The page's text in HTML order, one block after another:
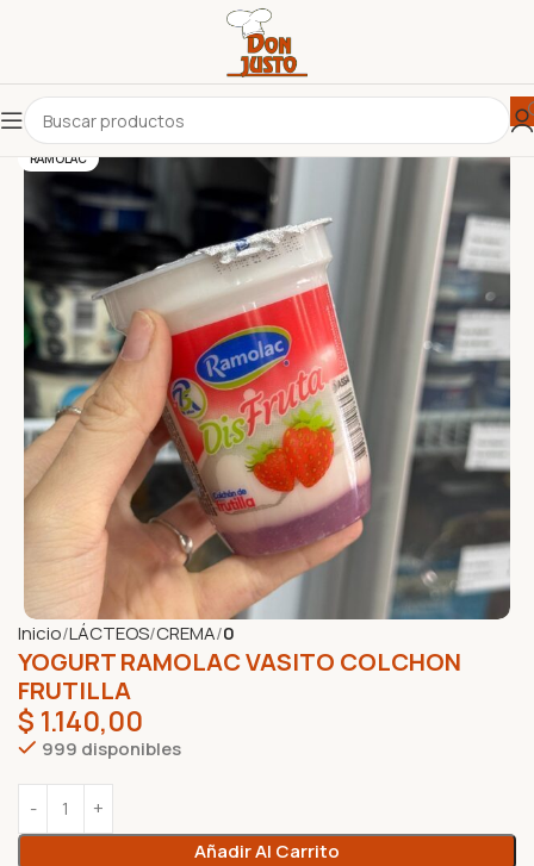
RAMOLAC
Inicio LÁCTEOS CREMA 0
YOGURT RAMOLAC VASITO COLCHON
FRUTILLA
$ 1.140,00
999 disponibles
Añadir Al Carrito